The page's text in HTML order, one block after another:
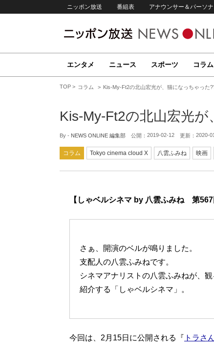
ニッポン放送 番組表 アナウンサー＆パーソ
エンタメ ニュース スポーツ コラム
TOP コラム Kis-My-Ft2の北山宏光が、猫になっちゃった
Kis-My-Ft2の北山宏光
By - NEWS ONLINE 編集部 公開： 2019-02-12 更新： 2020-
コラム Tokyo cinema cloud X 八雲ふみね 映画
【しゃベルシネマ by 八雲ふみね 第567
さぁ、開演のベルが鳴りました。
支配人の八雲ふみねです。
シネマアナリストの八雲ふみねが、
紹介する「しゃベルシネマ」。
今回は、2月15日に公開される『 トラさ